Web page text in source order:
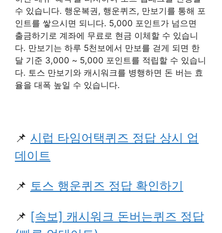
수 있습니다. 행운복권, 행운퀴즈, 만보기를 통해 포
인트를 쌓으시면 되니다. 5,000 포인트가 넘으면
출금하기로 계좌에 무료로 현금 이체할 수 있습니
다. 만보기는 하루 5천보에서 만보를 걷게 되면 한
달 기준 3,000 ~ 5,000 포인트를 적립할 수 있습니
다. 토스 만보기와 캐시워크를 병행하면 돈 버는 효
율을 대폭 높일 수 있습니다.
📌 시럽 타임어택퀴즈 정답 상시 업
데이트
📌 토스 행운퀴즈 정답 확인하기
📌 [속보] 캐시워크 돈버는퀴즈 정답